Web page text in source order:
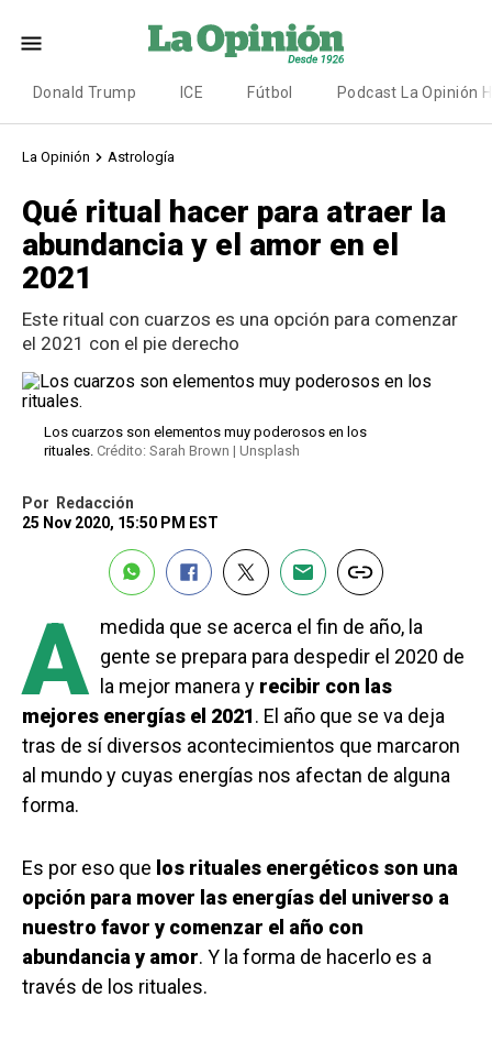
Donald Trump ICE Fútbol Podcast La Opinión
La Opinión Astrología
Qué ritual hacer para atraer la
abundancia y el amor en el
2021
Este ritual con cuarzos es una opción para comenzar
el 2021 con el pie derecho
Los cuarzos son elementos muy poderosos en los
rituales. Crédito: Sarah Brown | Unsplash
Por
Redacción
25 Nov 2020, 15:50 PM EST
A medida que se acerca el fin de año, la
gente se prepara para despedir el 2020 de
la mejor manera y recibir con las
mejores energías el 2021. El año que se va deja
tras de sí diversos acontecimientos que marcaron
al mundo y cuyas energías nos afectan de alguna
forma.
Es por eso que los rituales energéticos son una
opción para mover las energías del universo a
nuestro favor y comenzar el año con
abundancia y amor. Y la forma de hacerlo es a
través de los rituales.